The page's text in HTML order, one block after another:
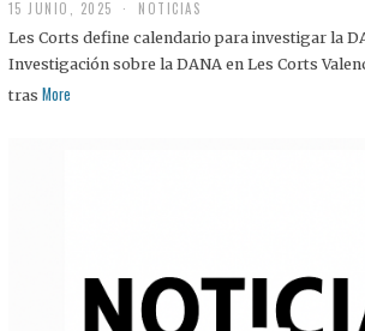
15 JUNIO, 2025 NOTICIAS
Les Corts define calendario para investigar la
Investigación sobre la DANA en Les Corts
tras More